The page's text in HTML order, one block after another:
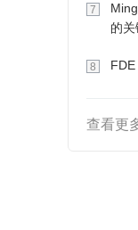
7
的
8 FDE
查看更